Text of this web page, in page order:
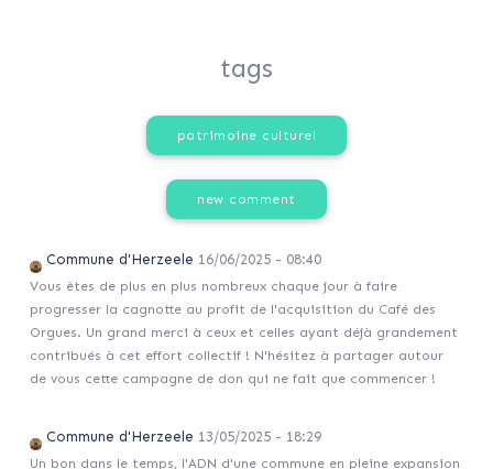
tags
patrimoine culturel
new comment
Commune d'Herzeele 16/06/2025 - 08:40
Vous êtes de plus en plus nombreux chaque jour à faire
progresser la cagnotte au profit de l'acquisition du Café des
Orgues. Un grand merci à ceux et celles ayant déjà grandement
contribués à cet effort collectif ! N'hésitez à partager autour
de vous cette campagne de don qui ne fait que commencer !
Commune d'Herzeele 13/05/2025 - 18:29
Un bon dans le temps, l'ADN d'une commune en pleine expansion